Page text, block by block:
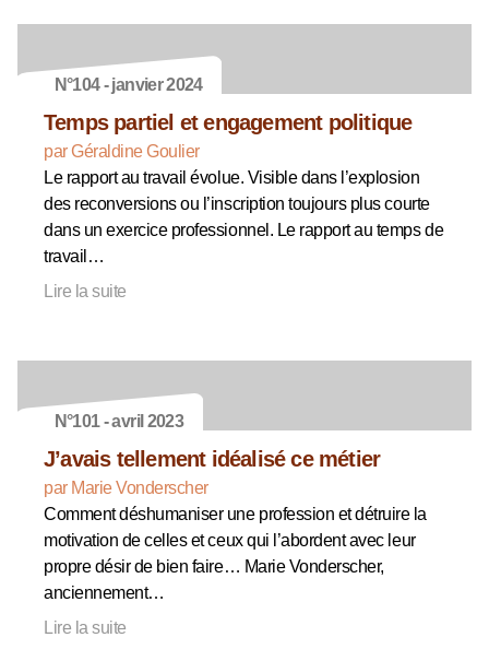
N°104 - janvier 2024
Temps partiel et engagement politique
par Géraldine Goulier
Le rapport au travail évolue. Visible dans l’explosion
des reconversions ou l’inscription toujours plus courte
dans un exercice professionnel. Le rapport au temps de
travail…
Lire la suite
N°101 - avril 2023
J’avais tellement idéalisé ce métier
par Marie Vonderscher
Comment déshumaniser une profession et détruire la
motivation de celles et ceux qui l’abordent avec leur
propre désir de bien faire… Marie Vonderscher,
anciennement…
Lire la suite